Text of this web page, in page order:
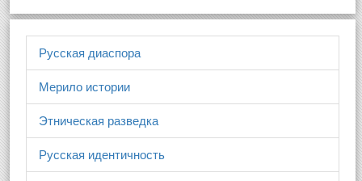
Русская диаспора
Мерило истории
Этническая разведка
Русская идентичность